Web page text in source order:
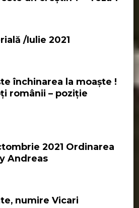
/Iulie 2021
închinarea la moaște !
românii – poziție
2021 Ordinarea
Andreas
numire Vicari